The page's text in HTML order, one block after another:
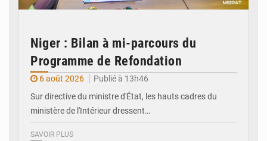
Niger : Bilan à mi-parcours du
Programme de Refondation
6 août 2026
Publié à 13h46
Sur directive du ministre d'État, les hauts cadres du
ministère de l'Intérieur dressent…
SAVOIR PLUS